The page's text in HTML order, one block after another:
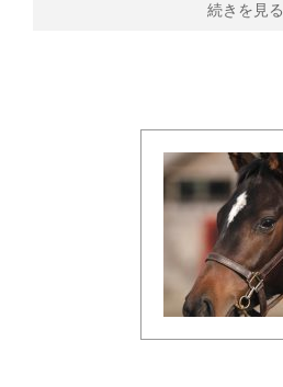
続きを見る